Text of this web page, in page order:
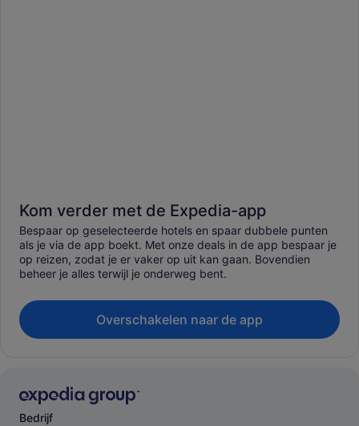
Kom verder met de Expedia-app
Bespaar op geselecteerde hotels en spaar dubbele punten
als je via de app boekt. Met onze deals in de app bespaar je
op reizen, zodat je er vaker op uit kan gaan. Bovendien
beheer je alles terwijl je onderweg bent.
Overschakelen naar de app
Bedrijf